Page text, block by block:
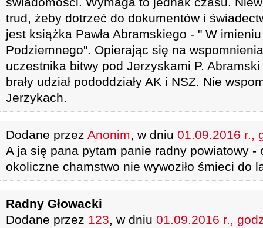
trud, żeby dotrzeć do dokumentów i
jest książka Pawła Abramskiego - " W
Podziemnego". Opierając się na
uczestnika bitwy pod Jerzyskami P.
brały udział pododdziały AK i NSZ. Nie
Jerzykach.
Dodane przez Anonim, w dniu 01.09.2016 r.,
A ja się pana pytam panie radny powiatowy -
okoliczne chamstwo nie wywoziło śmieci do
Radny Głowacki
Dodane przez 123, w dniu 01.09.2016 r.,